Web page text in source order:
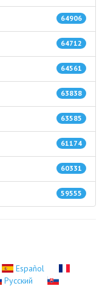
64906
64712
64561
63838
63585
61174
60331
59555
Español
Русский